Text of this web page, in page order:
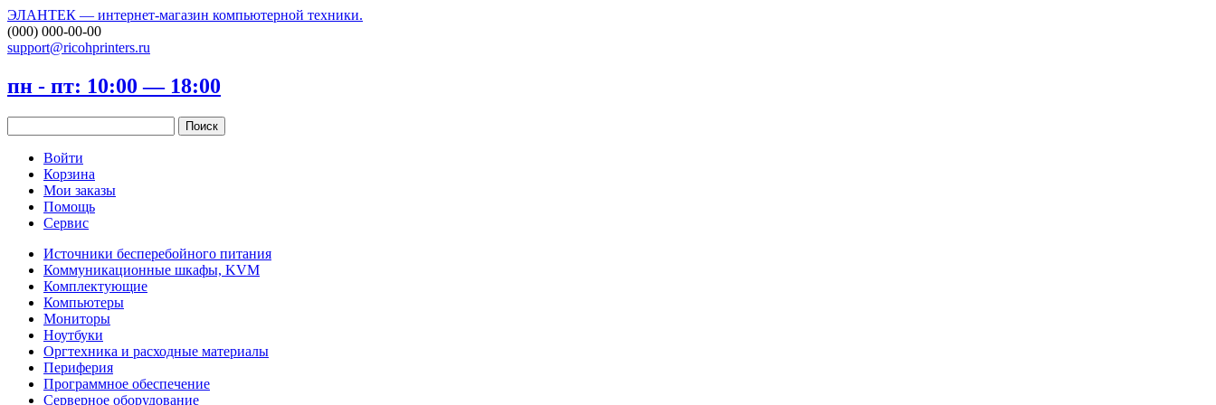
ЭЛАНТЕК — интернет-магазин компьютерной техники.
(000) 000-00-00
support@ricohprinters.ru
пн - пт: 10:00 — 18:00
Войти
Корзина
Мои заказы
Помощь
Сервис
Источники бесперебойного питания
Коммуникационные шкафы, KVM
Комплектующие
Компьютеры
Мониторы
Ноутбуки
Оргтехника и расходные материалы
Периферия
Программное обеспечение
Серверное оборудование